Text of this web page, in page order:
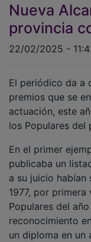
Nueva
provincia
22/02/2025 -
El periódico da a
premios que se
actuación, este
los Populares del
En el primer
publicaba un
a su juicio habían
1977, por
Populares del
reconocimiento
un diploma en